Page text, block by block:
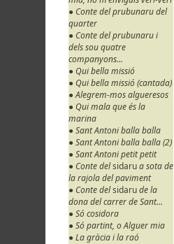
● Conte del prubunaru del
quarter
● Conte del prubunaru i
dels sou quatre
companyons...
● Qui bella missió
● Qui bella missió (cantada)
● Alegrem-mos algueresos
● Qui mala que és la
marina
● Sant Antoni balla balla
● Sant Antoni balla balla (2)
● Sant Antoni petit petit
● Conte delsidarua sota de
la rajola del paviment
● Conte delsidarude la
dona del carrer de Sant...
● Só cosidora
● Só partint, o Alguer mia
● La gràcia i la raó